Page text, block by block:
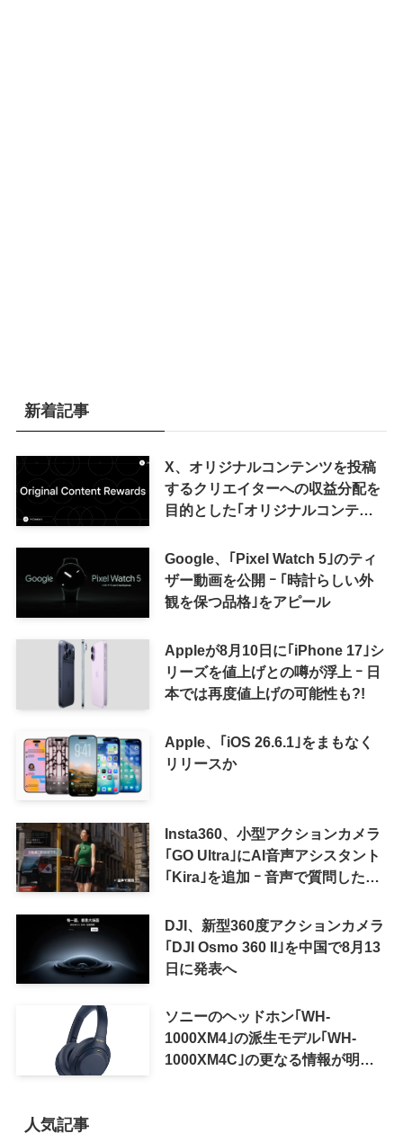
新着記事
X、オリジナルコンテンツを投稿
するクリエイターへの収益分配を
目的とした｢オリジナルコンテン
来の｢収益分配｣は廃止
Google、｢Pixel Watch 5｣のティ
ザー動画を公開 ｰ ｢時計らしい外
観を保つ品格｣をアピール
Appleが8月10日に｢iPhone 17｣シ
リーズを値上げとの噂が浮上 ｰ 日
本では再度値上げの可能性も?!
Apple、｢iOS 26.6.1｣をまもなく
リリースか
Insta360、小型アクションカメラ
｢GO Ultra｣にAI音声アシスタント
｢Kira｣を追加 ｰ 音声で質問した
可能に
DJI、新型360度アクションカメラ
｢DJI Osmo 360 II｣を中国で8月13
日に発表へ
ソニーのヘッドホン｢WH-
1000XM4｣の派生モデル｢WH-
1000XM4C｣の更なる情報が明ら
人気記事